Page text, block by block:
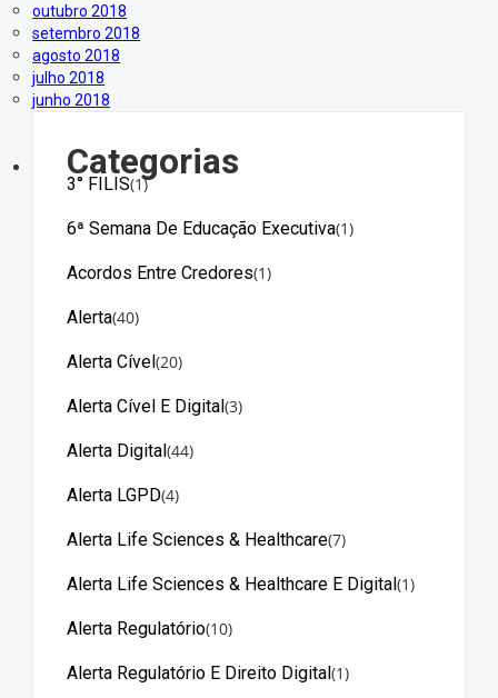
outubro 2018
setembro 2018
agosto 2018
julho 2018
junho 2018
Categorias
3° FILIS(1)
6ª Semana De Educação Executiva(1)
Acordos Entre Credores(1)
Alerta(40)
Alerta Cível(20)
Alerta Cível E Digital(3)
Alerta Digital(44)
Alerta LGPD(4)
Alerta Life Sciences & Healthcare(7)
Alerta Life Sciences & Healthcare E Digital(1)
Alerta Regulatório(10)
Alerta Regulatório E Direito Digital(1)